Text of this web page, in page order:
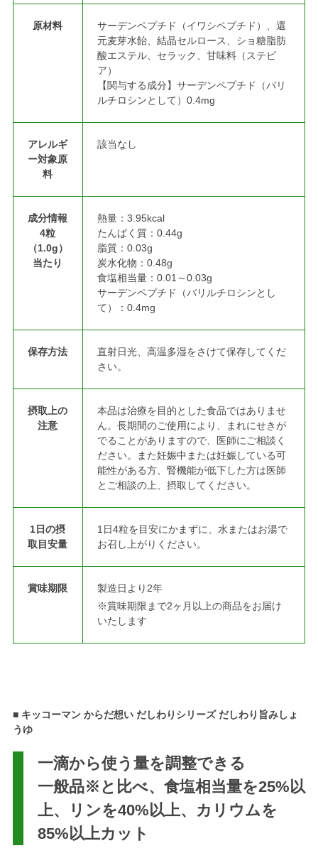
原材料
サーデンペプチド（イワシペプチド）、還
元麦芽水飴、結晶セルロース、ショ糖脂肪
酸エステル、セラック、甘味料（ステビ
ア）
【関与する成分】サーデンペプチド（バリ
ルチロシンとして）0.4mg
アレルギ
ー対象原
料
該当なし
成分情報
4粒
（1.0g）
当たり
熱量：3.95kcal
たんぱく質：0.44g
脂質：0.03g
炭水化物：0.48g
食塩相当量：0.01～0.03g
サーデンペプチド（バリルチロシンとし
て）：0.4mg
保存方法
直射日光、高温多湿をさけて保存してくだ
さい。
摂取上の
注意
本品は治療を目的とした食品ではありませ
ん。長期間のご使用により、まれにせきが
でることがありますので、医師にご相談く
ださい。また妊娠中または妊娠している可
能性がある方、腎機能が低下した方は医師
とご相談の上、摂取してください。
1日の摂
取目安量
1日4粒を目安にかまずに、水またはお湯で
お召し上がりください。
賞味期限
製造日より2年
※賞味期限まで2ヶ月以上の商品をお届け
いたします
■ キッコーマン からだ想い だしわりシリーズ だしわり旨みしょ
うゆ
一滴から使う量を調整できる
一般品※と比べ、食塩相当量を25%以
上、リンを40%以上、カリウムを
85%以上カット